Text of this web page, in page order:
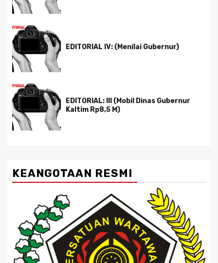
EDITORIAL IV: (Menilai Gubernur)
EDITORIAL: III (Mobil Dinas Gubernur
Kaltim Rp8,5 M)
KEANGOTAAN RESMI